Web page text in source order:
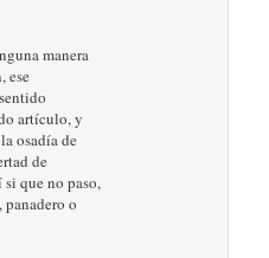
manera
ese
artículo, y
osadía de
de
que no paso,
o